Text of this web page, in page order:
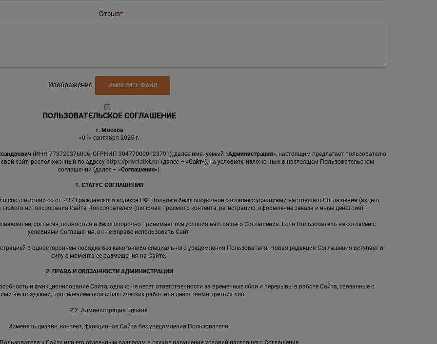
Отзыв
Изображение ВЫБЕРИТЕ ФАЙЛ
ПОЛЬЗОВАТЕЛЬСКОЕ СОГЛАШЕНИЕ
г. Москва
«01» сентября 2025 г.
(ИНН 773720376006, ОГРНИП 304770000123791), далее именуемый «Администрация», настоящим предлагает пользователю
сайт, расположенный по адресу https://privetatlet.ru/(далее – «Сайт»), на условиях, изложенных в настоящем Пользовательском
соглашении (далее – «Соглашение»).
1. СТАТУС СОГЛАШЕНИЯ
со ст. 437 Гражданского кодекса РФ. Полное и безоговорочное согласие с условиями настоящего Соглашения (акцепт
использования Сайта Пользователем (включая просмотр контента, регистрацию, оформление заказа и иные действия).
согласен, полностью и безоговорочно принимает все условия настоящего Соглашения. Если Пользователь не согласен с
условиями Соглашения, он не вправе использовать Сайт.
в одностороннем порядке без какого-либо специального уведомления Пользователя. Новая редакция Соглашения вступает в
силу с момента ее размещения на Сайте.
2. ПРАВА И ОБЯЗАННОСТИ АДМИНИСТРАЦИИ
и функционирование Сайта, однако не несет ответственности за временные сбои и перерывы в работе Сайта, связанные с
неполадками, проведением профилактических работ или действиями третьих лиц.
2.2. Администрация вправе:
Изменять дизайн, контент, функционал Сайта без уведомления Пользователя.
к Сайту или его отдельным разделам в случае нарушения условий настоящего Соглашения.